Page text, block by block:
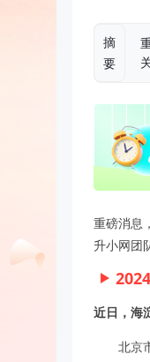
摘
要
重磅消息
升小网团
近日，海
北京